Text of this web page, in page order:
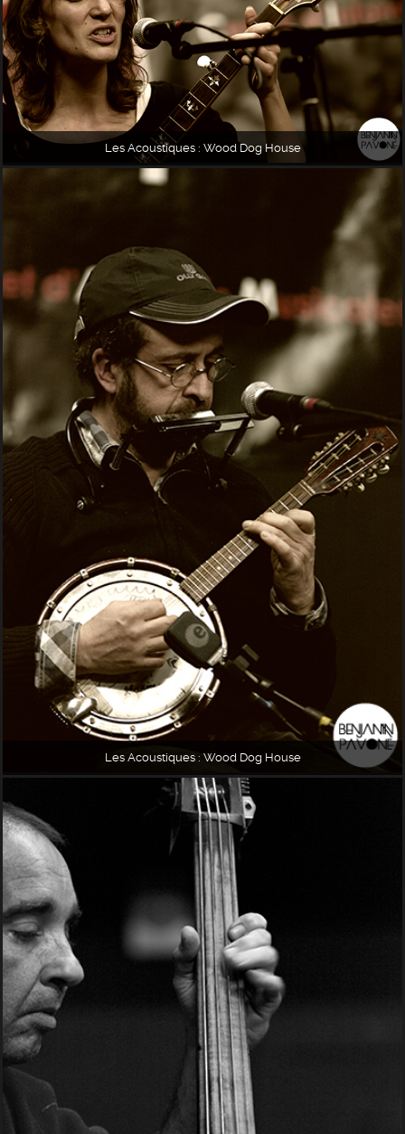
Les Acoustiques : Wood Dog House
Les Acoustiques : Wood Dog House